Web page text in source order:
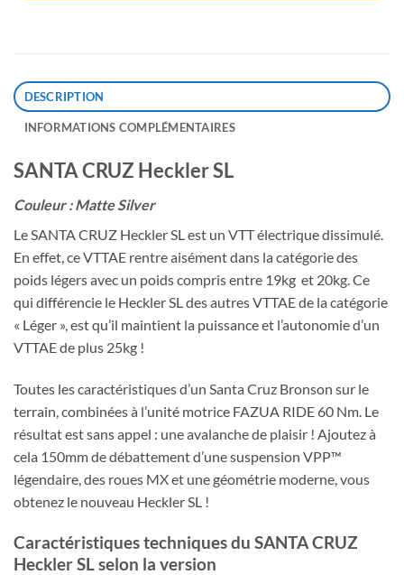
DESCRIPTION
INFORMATIONS COMPLÉMENTAIRES
SANTA CRUZ Heckler SL
Couleur : Matte Silver
Le SANTA CRUZ Heckler SL est un VTT électrique dissimulé.
En effet, ce VTTAE rentre aisément dans la catégorie des
poids légers avec un poids compris entre 19kg et 20kg. Ce
qui différencie le Heckler SL des autres VTTAE de la catégorie
« Léger », est qu’il maintient la puissance et l’autonomie d’un
VTTAE de plus 25kg !
Toutes les caractéristiques d’un Santa Cruz Bronson sur le
terrain, combinées à l’unité motrice FAZUA RIDE 60 Nm. Le
résultat est sans appel : une avalanche de plaisir ! Ajoutez à
cela 150mm de débattement d’une suspension VPP™
légendaire, des roues MX et une géométrie moderne, vous
obtenez le nouveau Heckler SL !
Caractéristiques techniques du SANTA CRUZ
Heckler SL selon la version